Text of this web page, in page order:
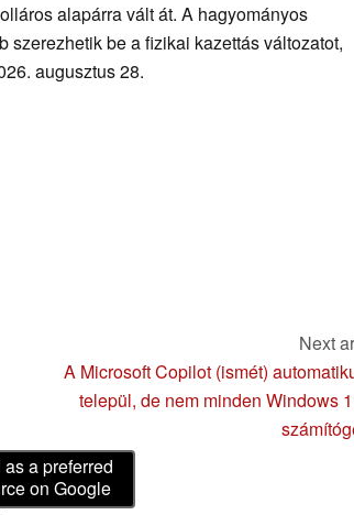
alapárra vált át. A hagyományos
be a fizikai kazettás változatot,
augusztus 28.
Next
A Microsoft Copilot (ismét)
települ, de nem minden Windows
as a preferred
on Google